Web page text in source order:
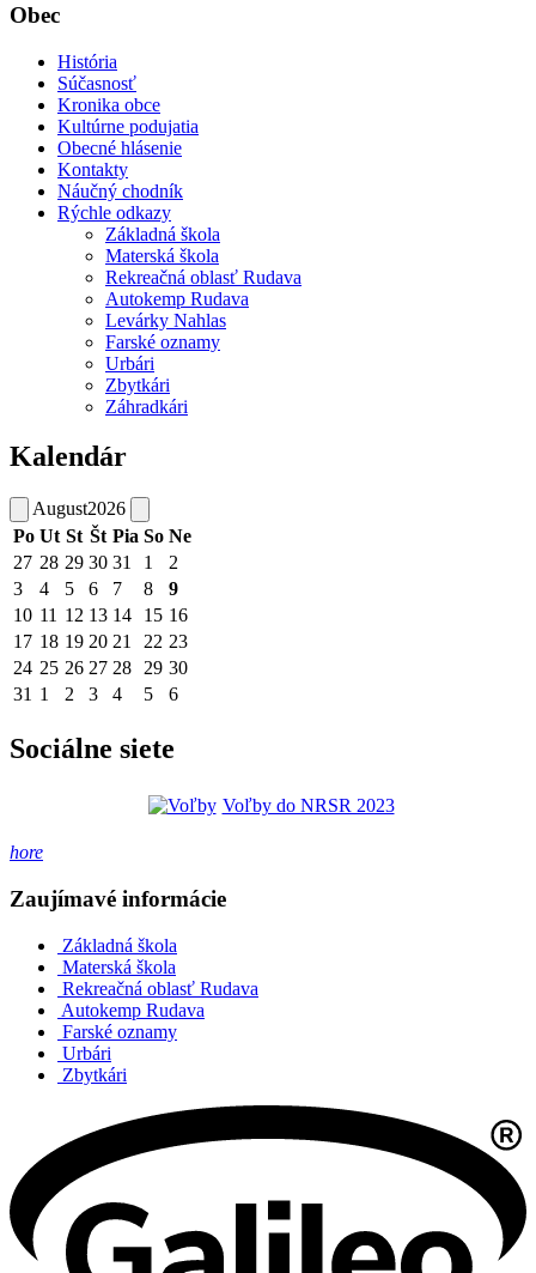
Obec
História
Súčasnosť
Kronika obce
Kultúrne podujatia
Obecné hlásenie
Kontakty
Náučný chodník
Rýchle odkazy
Základná škola
Materská škola
Rekreačná oblasť Rudava
Autokemp Rudava
Levárky Nahlas
Farské oznamy
Urbári
Zbytkári
Záhradkári
Kalendár
August2026
Po Ut St Št Pia So Ne
27 28 29 30 31 1
2
3
4 5 6 7 8
9
10 11 12 13 14 15 16
17 18 19 20 21 22 23
24 25 26 27 28 29 30
31 1 2 3 4 5 6
Sociálne siete
Voľby do NRSR 2023
hore
Zaujímavé informácie
Základná škola
Materská škola
Rekreačná oblasť Rudava
Autokemp Rudava
Farské oznamy
Urbári
Zbytkári